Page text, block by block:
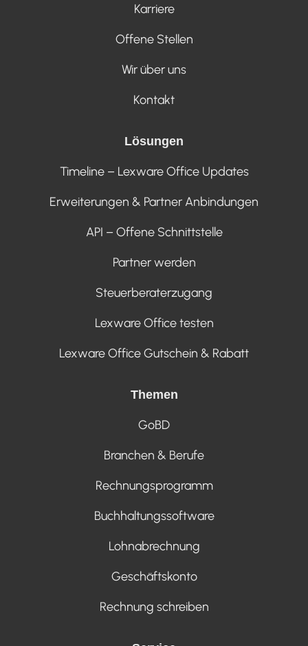
Karriere
Offene Stellen
Wir über uns
Kontakt
Lösungen
Timeline – Lexware Office Updates
Erweiterungen & Partner Anbindungen
API – Offene Schnittstelle
Partner werden
Steuerberaterzugang
Lexware Office testen
Lexware Office Gutschein & Rabatt
Themen
GoBD
Branchen & Berufe
Rechnungsprogramm
Buchhaltungssoftware
Lohnabrechnung
Geschäftskonto
Rechnung schreiben